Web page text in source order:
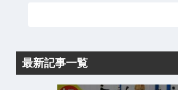
最新記事一覧